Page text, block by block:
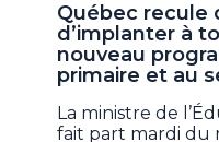
Québec recule
d’implanter à
nouveau
primaire et au
La ministre de
fait part mardi du